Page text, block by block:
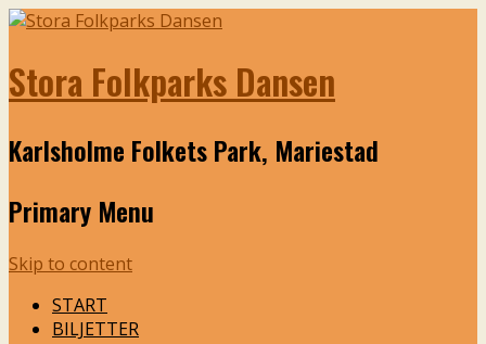
Stora Folkparks Dansen
Karlsholme Folkets Park, Mariestad
Primary Menu
Skip to content
START
BILJETTER